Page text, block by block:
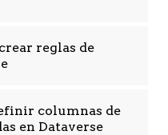
reglas de
columnas de
en Dataverse